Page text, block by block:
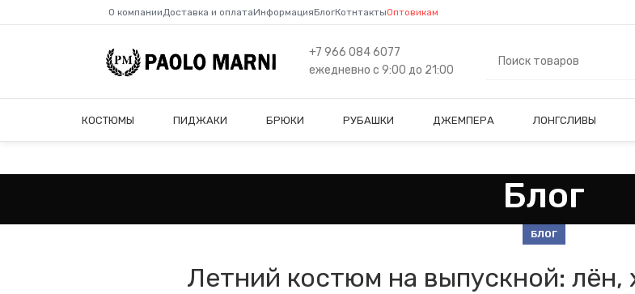
О компанииДоставка и оплатаИнформацияБлогКотнтактыОптовикам
+7 966 084 6077
ежедневно с 9:00 до 21:00
КОСТЮМЫ ПИДЖАКИ БРЮКИ РУБАШКИ ДЖЕМПЕРА ЛОНГСЛИВЫ
Блог
БЛОГ
Летний костюм на выпускной: лён,